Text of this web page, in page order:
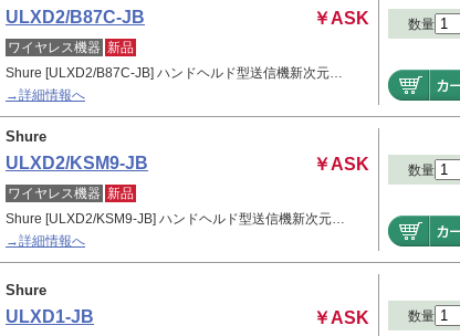
ULXD2/B87C-JB ￥ASK
ワイヤレス機器 新品
Shure [ULXD2/B87C-JB] ハンドヘルド型送信機新次元…
→詳細情報へ
数量
Shure
ULXD2/KSM9-JB ￥ASK
ワイヤレス機器 新品
Shure [ULXD2/KSM9-JB] ハンドヘルド型送信機新次元…
→詳細情報へ
数量
Shure
ULXD1-JB ￥ASK 数量